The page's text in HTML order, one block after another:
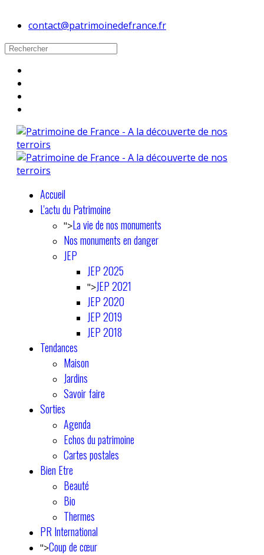
contact@patrimoinedefrance.fr
Accueil
L'actu du Patrimoine
">La vie de nos monuments
Nos monuments en danger
JEP
JEP 2025
">JEP 2021
JEP 2020
JEP 2019
JEP 2018
Tendances
Maison
Jardins
Savoir faire
Sorties
Agenda
Echos du patrimoine
Cartes postales
Bien Etre
Beauté
Bio
Thermes
PR International
">Coup de cœur